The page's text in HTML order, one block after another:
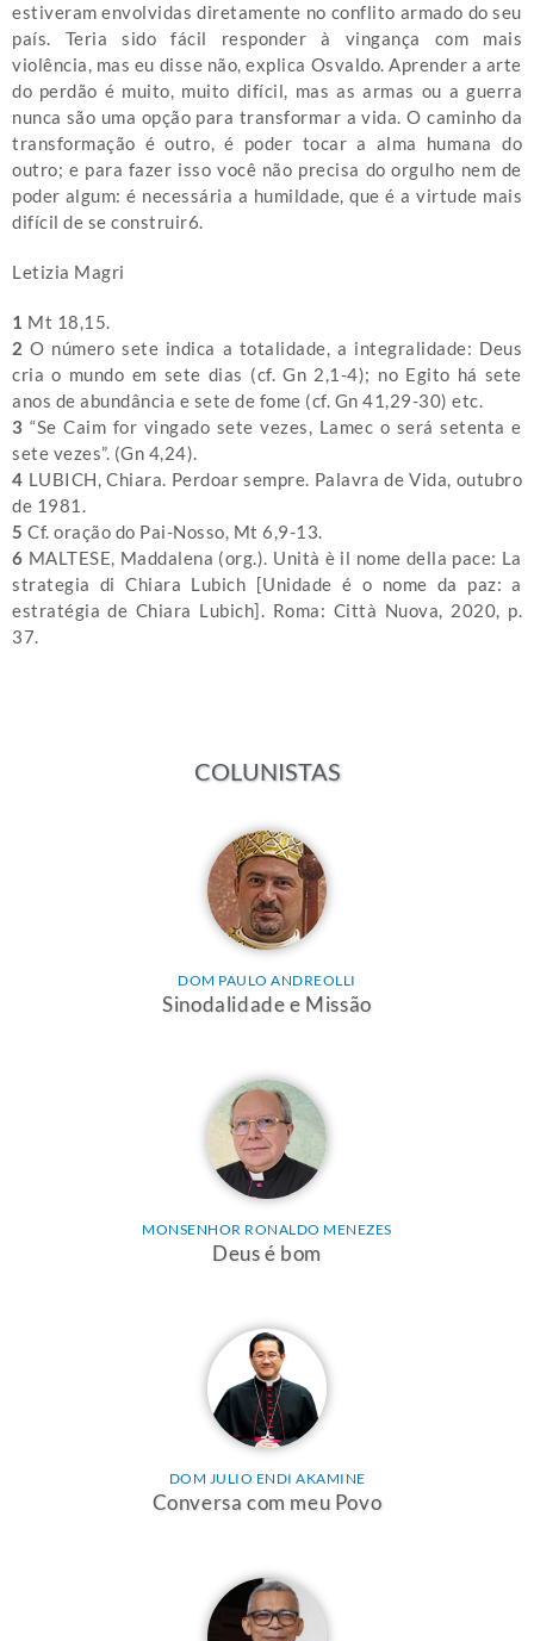
estiveram envolvidas diretamente no conflito armado do seu
país. Teria sido fácil responder à vingança com mais
violência, mas eu disse não, explica Osvaldo. Aprender a arte
do perdão é muito, muito difícil, mas as armas ou a guerra
nunca são uma opção para transformar a vida. O caminho da
transformação é outro, é poder tocar a alma humana do
outro; e para fazer isso você não precisa do orgulho nem de
poder algum: é necessária a humildade, que é a virtude mais
difícil de se construir6.
Letizia Magri
1 Mt 18,15.
2 O número sete indica a totalidade, a integralidade: Deus
cria o mundo em sete dias (cf. Gn 2,1-4); no Egito há sete
anos de abundância e sete de fome (cf. Gn 41,29-30) etc.
3 “Se Caim for vingado sete vezes, Lamec o será setenta e
sete vezes”. (Gn 4,24).
4 LUBICH, Chiara. Perdoar sempre. Palavra de Vida, outubro
de 1981.
5 Cf. oração do Pai-Nosso, Mt 6,9-13.
6 MALTESE, Maddalena (org.). Unità è il nome della pace: La
strategia di Chiara Lubich [Unidade é o nome da paz: a
estratégia de Chiara Lubich]. Roma: Città Nuova, 2020, p.
37.
COLUNISTAS
DOM PAULO ANDREOLLI
Sinodalidade e Missão
MONSENHOR RONALDO MENEZES
Deus é bom
DOM JULIO ENDI AKAMINE
Conversa com meu Povo